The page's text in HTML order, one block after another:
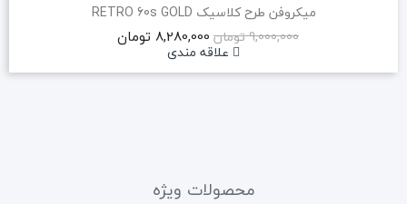
میکروفن طرح کلاسیک RETRO 60s GOLD
9,000,000 تومان
8,280,000 تومان
علاقه مندی
محصولات ویژه